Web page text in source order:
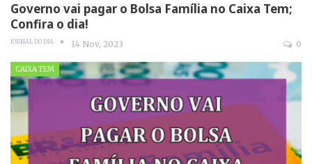
Governo vai pagar o Bolsa Família no Caixa Tem;
Confira o dia!
JORNAL DO DIA 14 Nov, 2023 0
CAIXA TEM